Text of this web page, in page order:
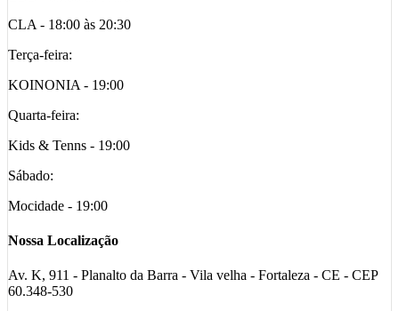
CLA - 18:00 às 20:30
Terça-feira:
KOINONIA - 19:00
Quarta-feira:
Kids & Tenns - 19:00
Sábado:
Mocidade - 19:00
Nossa Localização
Av. K, 911 - Planalto da Barra - Vila velha - Fortaleza - CE - CEP
60.348-530